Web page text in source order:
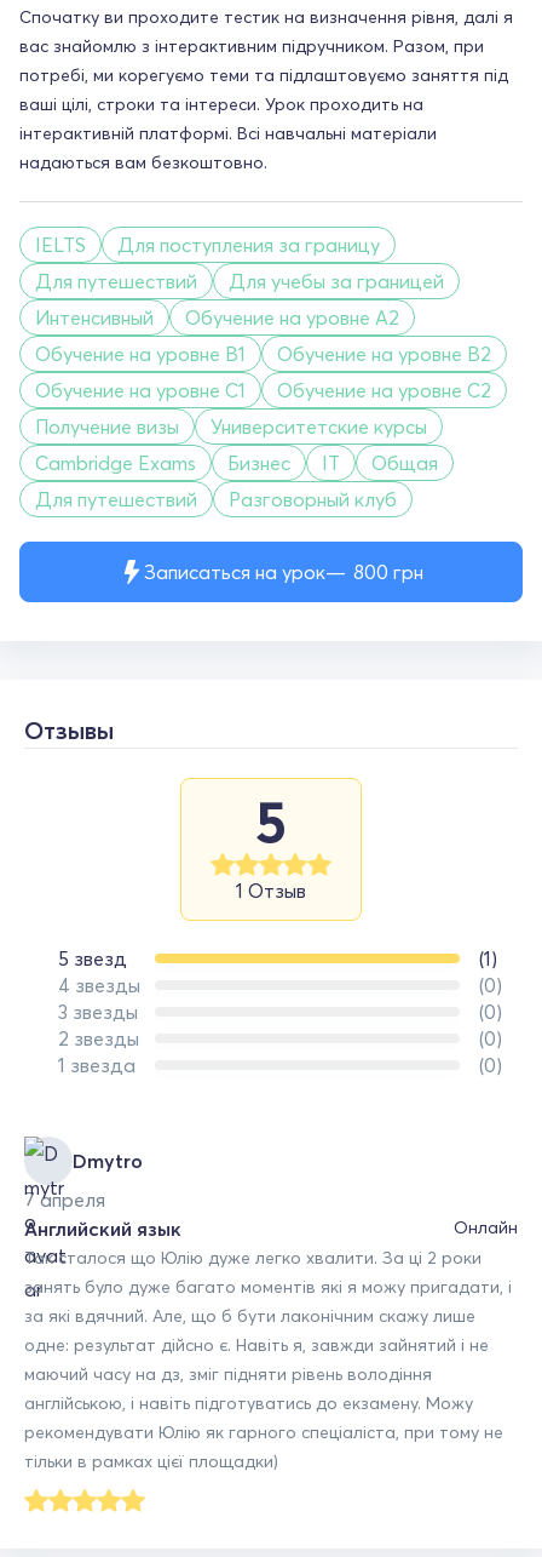
Записаться на урок 800 грн
Спочатку ви проходите тестик на визначення рівня, далі я
вас знайомлю з інтерактивним підручником. Разом, при
потребі, ми корегуємо теми та підлаштовуємо заняття під
ваші цілі, строки та інтереси. Урок проходить на
інтерактивній платформі. Всі навчальні матеріали
надаються вам безкоштовно.
IELTS
Для поступления за границу
Для путешествий
Для учебы за границей
Интенсивный
Обучение на уровне A2
Обучение на уровне B1
Обучение на уровне B2
Обучение на уровне C1
Обучение на уровне C2
Получение визы
Университетские курсы
Cambridge Exams
Бизнес IT
Общая
Для путешествий
Разговорный клуб
Отзывы
5
1 Отзыв
5 звезд
(1)
4 звезды
(0)
3 звезды
(0)
2 звезды
(0)
1 звезда
(0)
Dmytro
7 апреля
Онлайн
Английский язык
Так сталося що Юлію дуже легко хвалити. За ці 2 роки
занять було дуже багато моментів які я можу пригадати, і
за які вдячний. Але, що б бути лаконічним скажу лише
одне: результат дійсно є. Навіть я, завжди зайнятий і не
маючий часу на дз, зміг підняти рівень володіння
англійською, і навіть підготуватись до екзамену. Можу
рекомендувати Юлію як гарного спеціаліста, при тому не
тільки в рамках цієї площадки)